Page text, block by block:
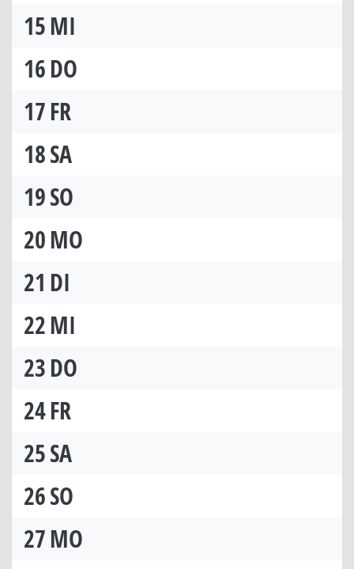
15MI
16DO
17FR
18SA
19SO
20MO
21 DI
22MI
23DO
24FR
25SA
26SO
27MO